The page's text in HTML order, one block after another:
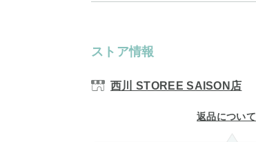
ストア情報
西川 STOREE SAISON店
返品について